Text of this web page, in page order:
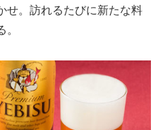
せ。訪れるたびに新たな料